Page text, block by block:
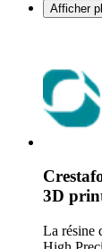
Afficher
3D
La résine